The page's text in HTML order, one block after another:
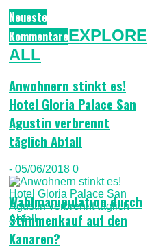
Neueste
KommentareEXPLORE
ALL
Anwohnern stinkt es!
Hotel Gloria Palace San
Agustin verbrennt
täglich Abfall
- 05/06/2018 0
Wahlmanipulation durch
Stimmenkauf auf den
Kanaren?